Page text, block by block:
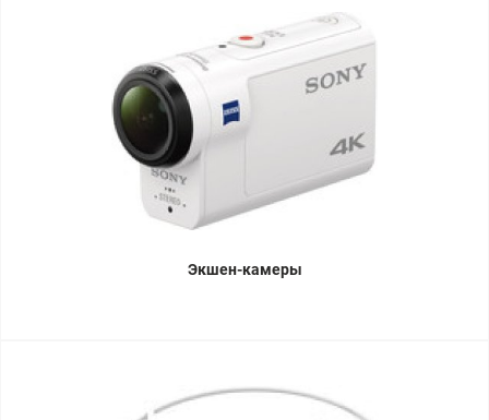
Экшен-камеры